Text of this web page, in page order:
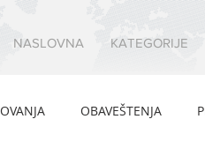
NASLOVNA KATEGORIJE
OBAVEŠTENJA